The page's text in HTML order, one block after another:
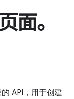
API，用于创建